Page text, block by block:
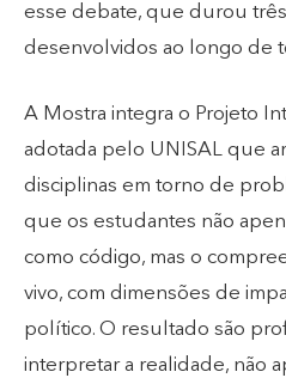
esse debate, que durou
desenvolvidos ao longo de
A Mostra integra o Projeto
adotada pelo UNISAL que
disciplinas em torno de
que os estudantes não
como código, mas o
vivo, com dimensões de
político. O resultado são
interpretar a realidade, não